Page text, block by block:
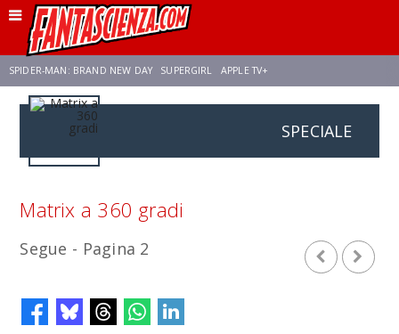
SPIDER-MAN: BRAND NEW DAY SUPERGIRL APPLE TV+
FRANCO RICCIARDIELLO AVENGERS: DOOMSDAY
SPECIALE
Matrix a 360 gradi
Segue - Pagina 2